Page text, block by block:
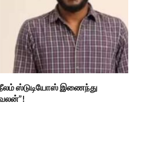
நீலம் ஸ்டுடியோஸ் இணைந்து